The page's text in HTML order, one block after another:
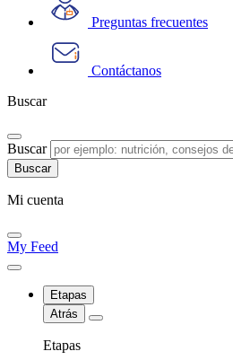
Preguntas frecuentes
Contáctanos
Buscar
Buscar
Mi cuenta
My Feed
Etapas
Atrás
Etapas